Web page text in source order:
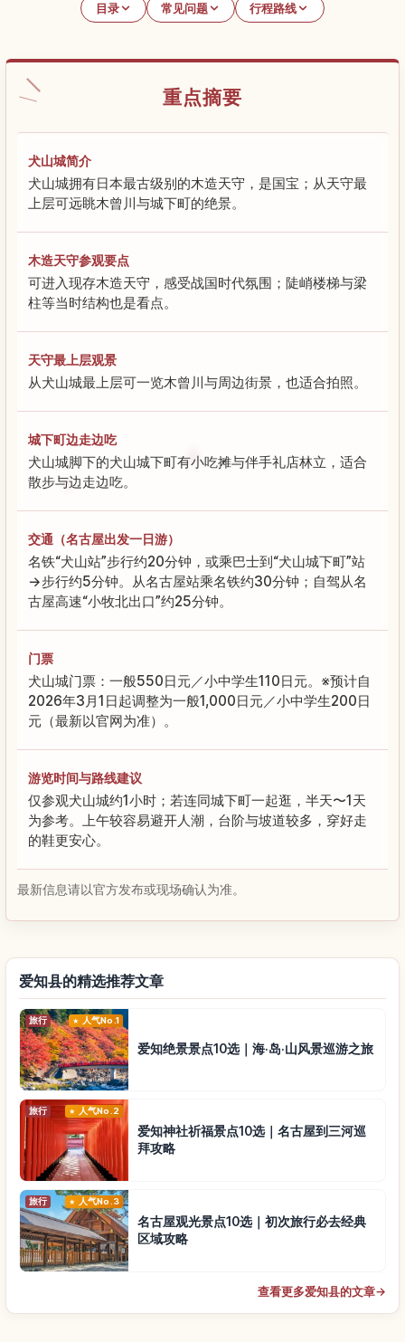
目录 常见问题 行程路线
重点摘要
犬山城简介
犬山城拥有日本最古级别的木造天守，是国宝；从天守最
上层可远眺木曾川与城下町的绝景。
木造天守参观要点
可进入现存木造天守，感受战国时代氛围；陡峭楼梯与梁
柱等当时结构也是看点。
天守最上层观景
从犬山城最上层可一览木曾川与周边街景，也适合拍照。
城下町边走边吃
犬山城脚下的犬山城下町有小吃摊与伴手礼店林立，适合
散步与边走边吃。
交通（名古屋出发一日游）
名铁“犬山站”步行约20分钟，或乘巴士到“犬山城下町”站
→步行约5分钟。从名古屋站乘名铁约30分钟；自驾从名
古屋高速“小牧北出口”约25分钟。
门票
犬山城门票：一般550日元／小中学生110日元。※预计自
2026年3月1日起调整为一般1,000日元／小中学生200日
元（最新以官网为准）。
游览时间与路线建议
仅参观犬山城约1小时；若连同城下町一起逛，半天〜1天
为参考。上午较容易避开人潮，台阶与坡道较多，穿好走
的鞋更安心。
最新信息请以官方发布或现场确认为准。
爱知县的精选推荐文章
旅行 人气No.1
爱知绝景景点10选｜海·岛·山风景巡游之旅
旅行 人气No.2
爱知神社祈福景点10选｜名古屋到三河巡
拜攻略
旅行 人气No.3
名古屋观光景点10选｜初次旅行必去经典
区域攻略
查看更多爱知县的文章→